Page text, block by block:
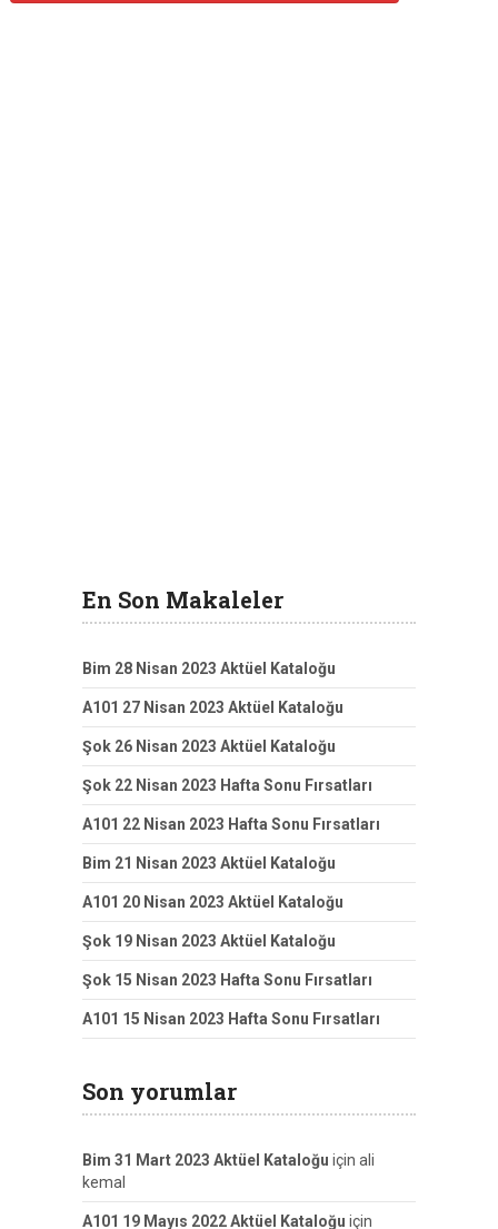
En Son Makaleler
Bim 28 Nisan 2023 Aktüel Kataloğu
A101 27 Nisan 2023 Aktüel Kataloğu
Şok 26 Nisan 2023 Aktüel Kataloğu
Şok 22 Nisan 2023 Hafta Sonu Fırsatları
A101 22 Nisan 2023 Hafta Sonu Fırsatları
Bim 21 Nisan 2023 Aktüel Kataloğu
A101 20 Nisan 2023 Aktüel Kataloğu
Şok 19 Nisan 2023 Aktüel Kataloğu
Şok 15 Nisan 2023 Hafta Sonu Fırsatları
A101 15 Nisan 2023 Hafta Sonu Fırsatları
Son yorumlar
Bim 31 Mart 2023 Aktüel Kataloğu için ali
kemal
A101 19 Mayıs 2022 Aktüel Kataloğu için